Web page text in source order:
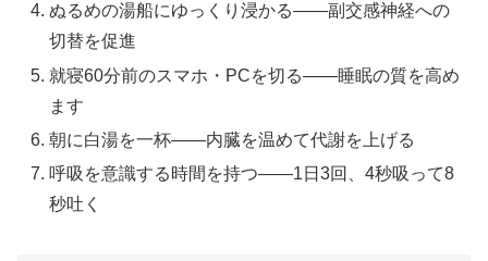
ぬるめの湯船にゆっくり浸かる——副交感神経への
切替を促進
就寝60分前のスマホ・PCを切る——睡眠の質を高め
ます
朝に白湯を一杯——内臓を温めて代謝を上げる
呼吸を意識する時間を持つ——1日3回、4秒吸って8
秒吐く